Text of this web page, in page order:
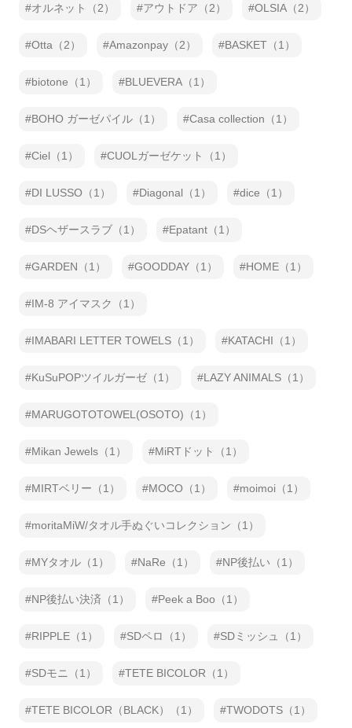
オルネット（2） アウトドア（2） OLSIA（2）
Otta（2） Amazonpay（2） BASKET（1）
biotone（1） BLUEVERA（1）
BOHO ガーゼパイル（1） Casa collection（1）
Ciel（1） CUOLガーゼケット（1）
DI LUSSO（1） Diagonal（1） dice（1）
DSヘザースラブ（1） Epatant（1）
GARDEN（1） GOODDAY（1） HOME（1）
IM-8 アイマスク（1）
IMABARI LETTER TOWELS（1） KATACHI（1）
KuSuPOPツイルガーゼ（1） LAZY ANIMALS（1）
MARUGOTOTOWEL(OSOTO)（1）
Mikan Jewels（1） MiRTドット（1）
MIRTベリー（1） MOCO（1） moimoi（1）
moritaMiW/タオル手ぬぐいコレクション（1）
MYタオル（1） NaRe（1） NP後払い（1）
NP後払い決済（1） Peek a Boo（1）
RIPPLE（1） SDペロ（1） SDミッシュ（1）
SDモニ（1） TETE BICOLOR（1）
TETE BICOLOR（BLACK）（1） TWODOTS（1）